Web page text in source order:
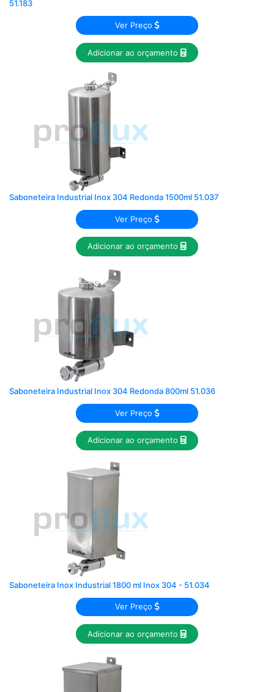
51.183
Ver Preço
Adicionar ao orçamento
Saboneteira Industrial Inox 304 Redonda 1500ml 51.037
Ver Preço
Adicionar ao orçamento
Saboneteira Industrial Inox 304 Redonda 800ml 51.036
Ver Preço
Adicionar ao orçamento
Saboneteira Inox Industrial 1800 ml Inox 304 - 51.034
Ver Preço
Adicionar ao orçamento